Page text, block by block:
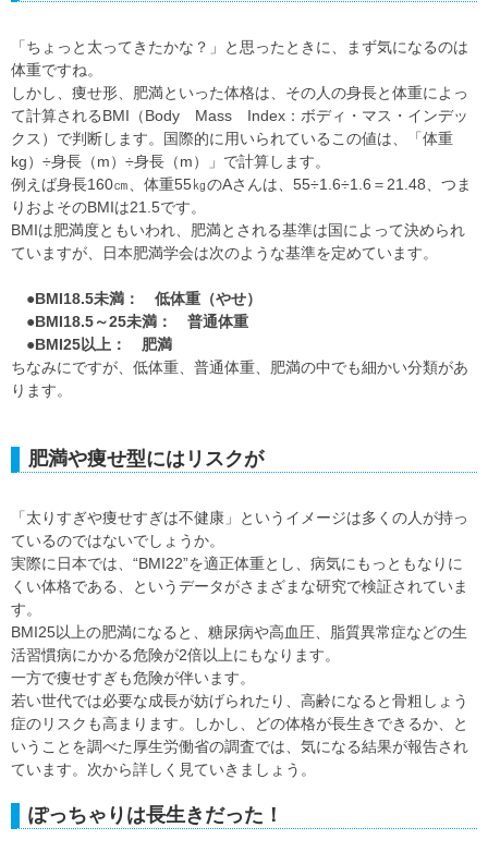
「ちょっと太ってきたかな？」と思ったときに、まず気になるのは
体重ですね。
しかし、痩せ形、肥満といった体格は、その人の身長と体重によっ
て計算されるBMI（Body Mass Index：ボディ・マス・インデッ
クス）で判断します。国際的に用いられているこの値は、「体重
kg）÷身長（m）÷身長（m）」で計算します。
例えば身長160㎝、体重55㎏のAさんは、55÷1.6÷1.6＝21.48、つま
りおよそのBMIは21.5です。
BMIは肥満度ともいわれ、肥満とされる基準は国によって決められ
ていますが、日本肥満学会は次のような基準を定めています。
●BMI18.5未満： 低体重（やせ）
●BMI18.5～25未満： 普通体重
●BMI25以上： 肥満
ちなみにですが、低体重、普通体重、肥満の中でも細かい分類があ
ります。
肥満や痩せ型にはリスクが
「太りすぎや痩せすぎは不健康」というイメージは多くの人が持っ
ているのではないでしょうか。
実際に日本では、“BMI22”を適正体重とし、病気にもっともなりに
くい体格である、というデータがさまざまな研究で検証されていま
す。
BMI25以上の肥満になると、糖尿病や高血圧、脂質異常症などの生
活習慣病にかかる危険が2倍以上にもなります。
一方で痩せすぎも危険が伴います。
若い世代では必要な成長が妨げられたり、高齢になると骨粗しょう
症のリスクも高まります。しかし、どの体格が長生きできるか、と
いうことを調べた厚生労働省の調査では、気になる結果が報告され
ています。次から詳しく見ていきましょう。
ぽっちゃりは長生きだった！